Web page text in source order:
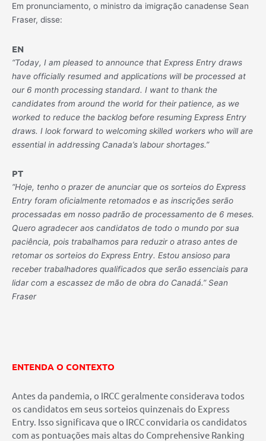
Em pronunciamento, o ministro da imigração canadense Sean
Fraser, disse:
EN
“Today, I am pleased to announce that Express Entry draws
have officially resumed and applications will be processed at
our 6 month processing standard. I want to thank the
candidates from around the world for their patience, as we
worked to reduce the backlog before resuming Express Entry
draws. I look forward to welcoming skilled workers who will are
essential in addressing Canada’s labour shortages.”
PT
“Hoje, tenho o prazer de anunciar que os sorteios do Express
Entry foram oficialmente retomados e as inscrições serão
processadas em nosso padrão de processamento de 6 meses.
Quero agradecer aos candidatos de todo o mundo por sua
paciência, pois trabalhamos para reduzir o atraso antes de
retomar os sorteios do Express Entry. Estou ansioso para
receber trabalhadores qualificados que serão essenciais para
lidar com a escassez de mão de obra do Canadá.” Sean
Fraser
ENTENDA O CONTEXTO
Antes da pandemia, o IRCC geralmente considerava todos
os candidatos em seus sorteios quinzenais do Express
Entry. Isso significava que o IRCC convidaria os candidatos
com as pontuações mais altas do Comprehensive Ranking